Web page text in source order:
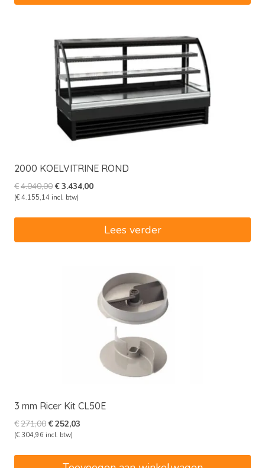
2000 KOELVITRINE ROND
€4.040,00Oorspronkelijke
prijs
€3.434,00Huidige
(€ 4.155,14 incl. btw)
Lees verder
3 mm Ricer Kit CL50E
€271,00Oorspronkelijke
prijs
€271,00.
€252,03
(€ 304,96 incl. btw)